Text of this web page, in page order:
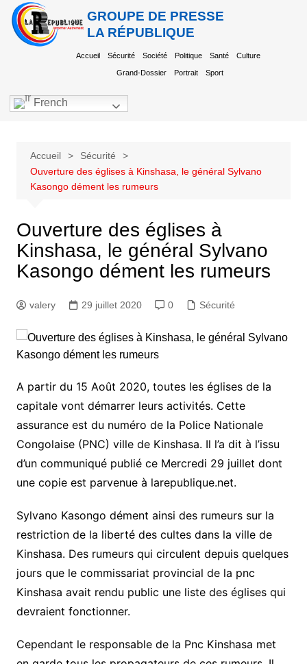
GROUPE DE PRESSE
LA RÉPUBLIQUE
Accueil Sécurité Société Politique Santé Culture
Grand-Dossier Portrait Sport
French
Accueil
Sécurité
Ouverture des églises à Kinshasa, le général Sylvano
Kasongo dément les rumeurs
Ouverture des églises à
Kinshasa, le général Sylvano
Kasongo dément les rumeurs
valery 29 juillet 2020 0 Sécurité
A partir du 15 Août 2020, toutes les églises de la
capitale vont démarrer leurs activités. Cette
assurance est du numéro de la Police Nationale
Congolaise (PNC) ville de Kinshasa. Il l’a dit à l’issu
d’un communiqué publié ce Mercredi 29 juillet dont
une copie est parvenue à larepublique.net.
Sylvano Kasongo dément ainsi des rumeurs sur la
restriction de la liberté des cultes dans la ville de
Kinshasa. Des rumeurs qui circulent depuis quelques
jours que le commissariat provincial de la pnc
Kinshasa avait rendu public une liste des églises qui
devraient fonctionner.
Cependant le responsable de la Pnc Kinshasa met